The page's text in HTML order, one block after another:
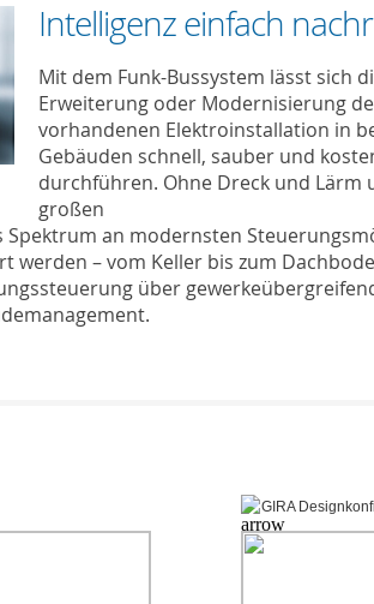
Intelligenz einfach
Mit dem Funk-Bussystem lässt sich
Erweiterung oder Modernisierung
vorhandenen Elektroinstallation in
Gebäuden schnell, sauber und
durchführen. Ohne Dreck und Lärm
großen
Spektrum an modernsten
werden – vom Keller bis zum
über